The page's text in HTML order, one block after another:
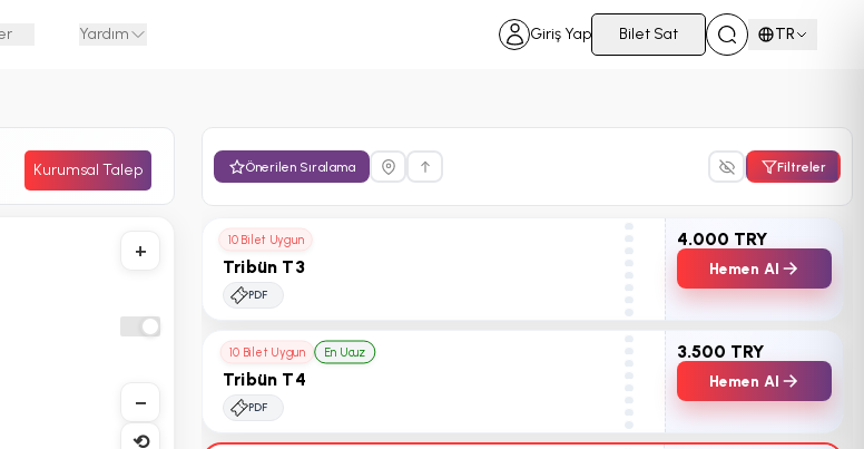
Yardım Giriş Yap Bilet Sat TR
Kurumsal Talep
+
−
⟲
Önerilen Sıralama Filtreler
10 Bilet Uygun
Tribün T3
PDF
4.000 TRY
Hemen Al
10 Bilet Uygun En Ucuz
Tribün T4
PDF
3.500 TRY
Hemen Al